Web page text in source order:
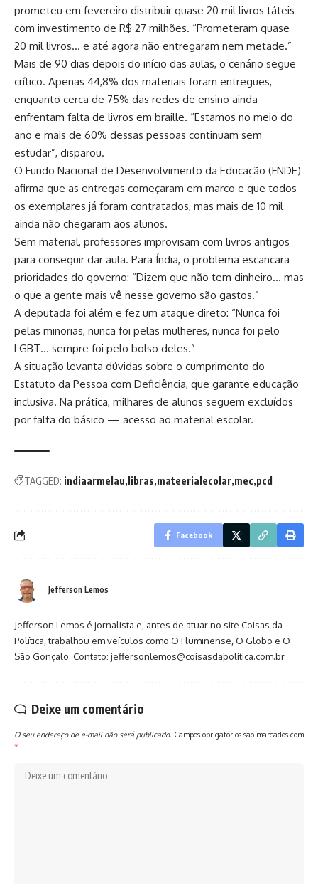
prometeu em fevereiro distribuir quase 20 mil livros táteis
com investimento de R$ 27 milhões. “Prometeram quase
20 mil livros… e até agora não entregaram nem metade.”
Mais de 90 dias depois do início das aulas, o cenário segue
crítico. Apenas 44,8% dos materiais foram entregues,
enquanto cerca de 75% das redes de ensino ainda
enfrentam falta de livros em braille. “Estamos no meio do
ano e mais de 60% dessas pessoas continuam sem
estudar”, disparou.
O Fundo Nacional de Desenvolvimento da Educação (FNDE)
afirma que as entregas começaram em março e que todos
os exemplares já foram contratados, mas mais de 10 mil
ainda não chegaram aos alunos.
Sem material, professores improvisam com livros antigos
para conseguir dar aula. Para Índia, o problema escancara
prioridades do governo: “Dizem que não tem dinheiro… mas
o que a gente mais vê nesse governo são gastos.”
A deputada foi além e fez um ataque direto: “Nunca foi
pelas minorias, nunca foi pelas mulheres, nunca foi pelo
LGBT… sempre foi pelo bolso deles.”
A situação levanta dúvidas sobre o cumprimento do
Estatuto da Pessoa com Deficiência, que garante educação
inclusiva. Na prática, milhares de alunos seguem excluídos
por falta do básico — acesso ao material escolar.
TAGGED: indiaarmelau libras mateerialecolar mec pcd
Facebook
Jefferson Lemos
Jefferson Lemos é jornalista e, antes de atuar no site Coisas da
Política, trabalhou em veículos como O Fluminense, O Globo e O
São Gonçalo. Contato: jeffersonlemos@coisasdapolitica.com.br
Deixe um comentário
O seu endereço de e-mail não será publicado. Campos obrigatórios são marcados com
*